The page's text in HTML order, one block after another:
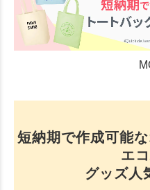
短納期で作成可能
エ
グッズ人